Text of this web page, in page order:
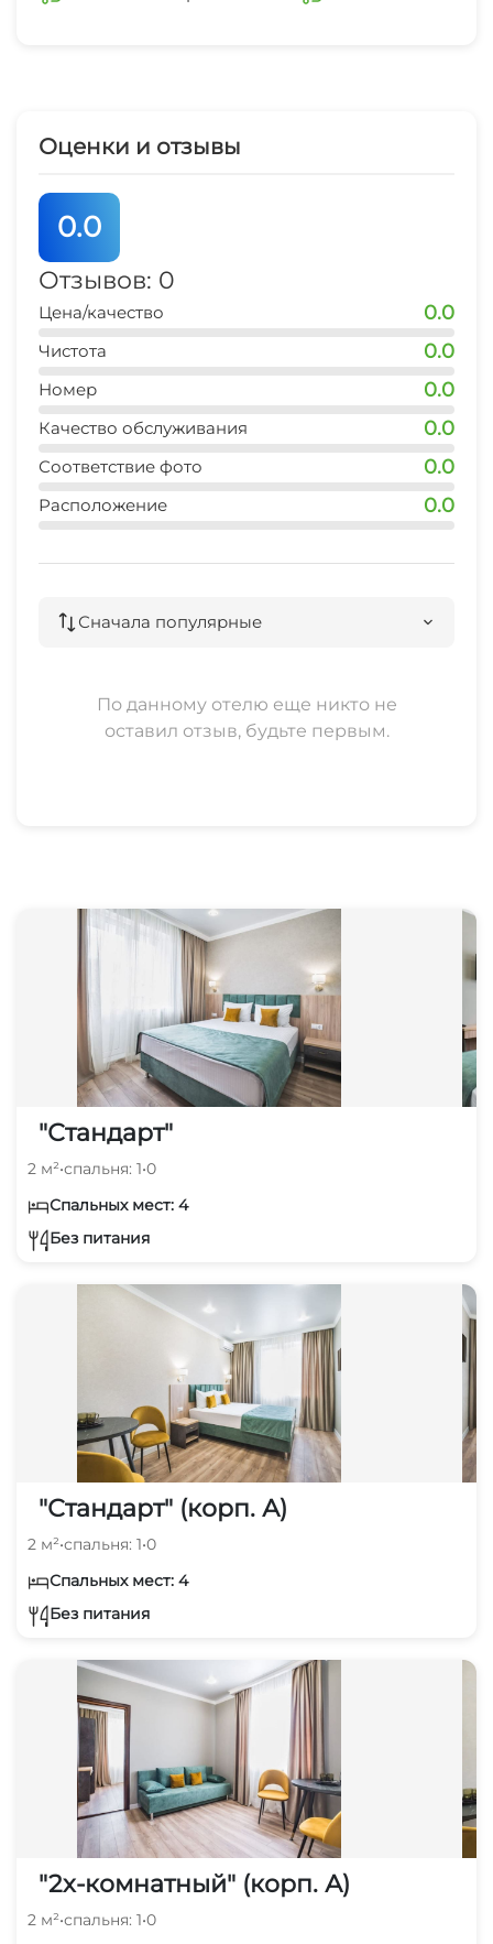
Оценки и отзывы
0.0
Отзывов: 0
Цена/качество 0.0
Чистота 0.0
Номер 0.0
Качество обслуживания 0.0
Соответствие фото 0.0
Расположение 0.0
Сначала популярные
По данному отелю еще никто не
оставил отзыв, будьте первым.
"Стандарт"
2 м²•спальня: 1•0
Спальных мест: 4
Без питания
"Стандарт" (корп. А)
2 м²•спальня: 1•0
Спальных мест: 4
Без питания
"2х-комнатный" (корп. А)
2 м²•спальня: 1•0